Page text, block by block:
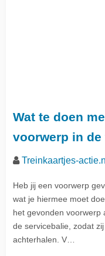
Wat te doen
voorwerp in de
Treinkaartjes-actie.nl
Heb jij een voorwerp
wat je hiermee moet
het gevonden voorwerp
de servicebalie, zodat
achterhalen. V…